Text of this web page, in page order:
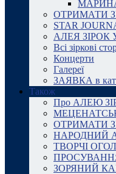
ОТРИМАТИ
STAR
АЛЕЯ ЗІРОК
Всі зіркові
Концерти
Галереї
ЗАЯВКА в
Також
Про АЛЕЮ
ОТРИМАТИ
НАРОДНИЙ
ТВОРЧІ
ПРОСУВАННЯ
ЗОРЯНИЙ